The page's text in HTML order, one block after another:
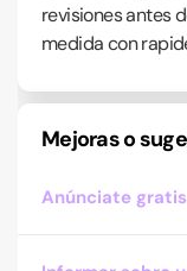
revisiones antes
medida con
Mejoras o
Anúnciate gratis